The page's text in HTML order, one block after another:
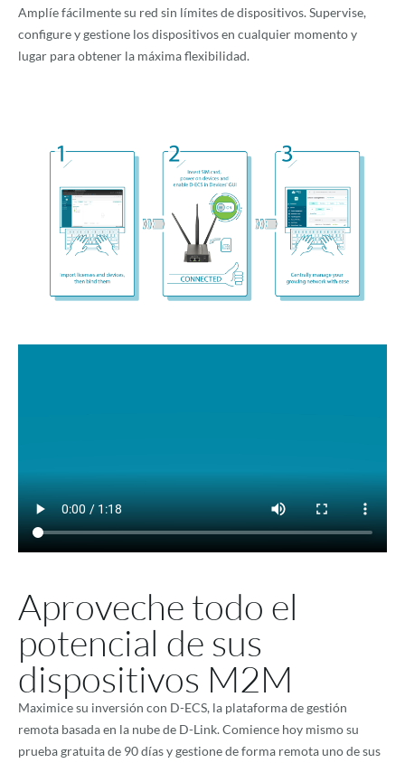
Amplíe fácilmente su red sin límites de dispositivos. Supervise,
configure y gestione los dispositivos en cualquier momento y
lugar para obtener la máxima flexibilidad.
Aproveche todo el
potencial de sus
dispositivos M2M
Maximice su inversión con D-ECS, la plataforma de gestión
remota basada en la nube de D-Link. Comience hoy mismo su
prueba gratuita de 90 días y gestione de forma remota uno de sus